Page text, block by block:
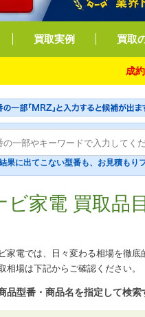
買取実例 買取
成約すると
果に出てこない型番も、お見積もり
ビ家電 買取品目
家電では、日々変わる相場を徹底
相場は下記からご確認ください。
品型番・商品名を指定して検索